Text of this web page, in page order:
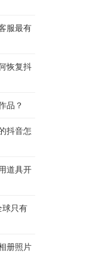
服最有
恢复抖
品？
抖音怎
道具开
球只有
册照片